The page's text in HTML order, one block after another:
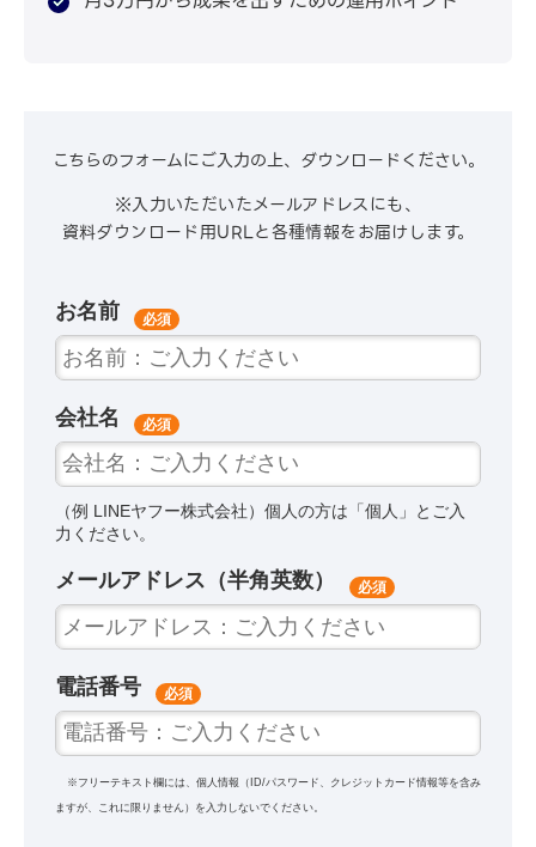
こちらのフォームにご入力の上、ダウンロードください。
※入力いただいたメールアドレスにも、
資料ダウンロード用URLと各種情報をお届けします。
お名前
会社名
（例 LINEヤフー株式会社）個人の方は「個人」とご入
力ください。
メールアドレス（半角英数）
電話番号
※フリーテキスト欄には、個人情報（ID/パスワード、クレジットカード情報等を含み
ますが、これに限りません）を入力しないでください。